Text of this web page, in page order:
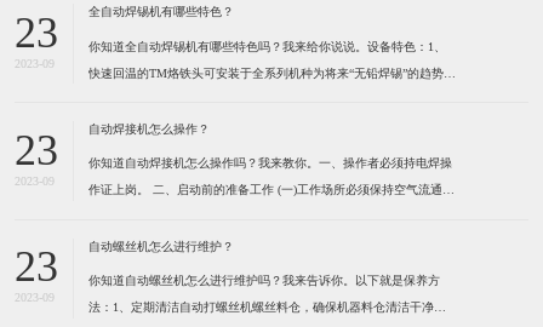
警灯、空气开关、开关电源、风批、振动盘、系统设备箱、电箱、定
23
2023-09
全自动焊锡机有哪些特色？
你知道全自动焊锡机有哪些特色吗？我来给你说说。设备特色：1、
快速回温的TM烙铁头可安装于全系列机种为将来“无铅焊锡”的趋势所
的细微变化。（1）六秒钟之内即可达到300℃。（2）卡式设计的烙
23
2023-09
自动焊接机怎么操作？
你知道自动焊接机怎么操作吗？我来教你。一、操作者必须持电焊操
作证上岗。 ​二、启动前的准备工作 (一)工作场所必须保持空气流通,
易燃物品,以防发生火灾。 (三)检查焊机外壳是否接地,电缆是否破
23
2023-09
自动螺丝机怎么进行维护？
你知道自动螺丝机怎么进行维护吗？我来告诉你。以下就是保养方
法：1、定期清洁自动打螺丝机螺丝料仓，确保机器料仓清洁干净。